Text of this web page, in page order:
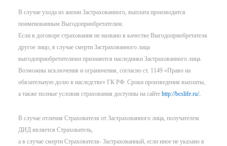
В случае ухода из жизни Застрахованного, выплата производится
поименованным Выгодоприобретателям.
Если в договоре страхования не названо в качестве Выгодоприобретателя
другое лицо, в случае смерти Застрахованного лица
выгодоприобретателями признаются наследники Застрахованного лица.
Возможны исключения и ограничения, согласно ст. 1149 «Право на
обязательную долю в наследстве» ГК РФ. Сроки произведения выплаты,
а также полные условия страхования доступны на сайте http://bcslife.ru/.
В случае отличия Страхователя от Застрахованного лица, получателем
ДИД является Страхователь,
а в случае смерти Страхователя- Застрахованный, если иное не указано в